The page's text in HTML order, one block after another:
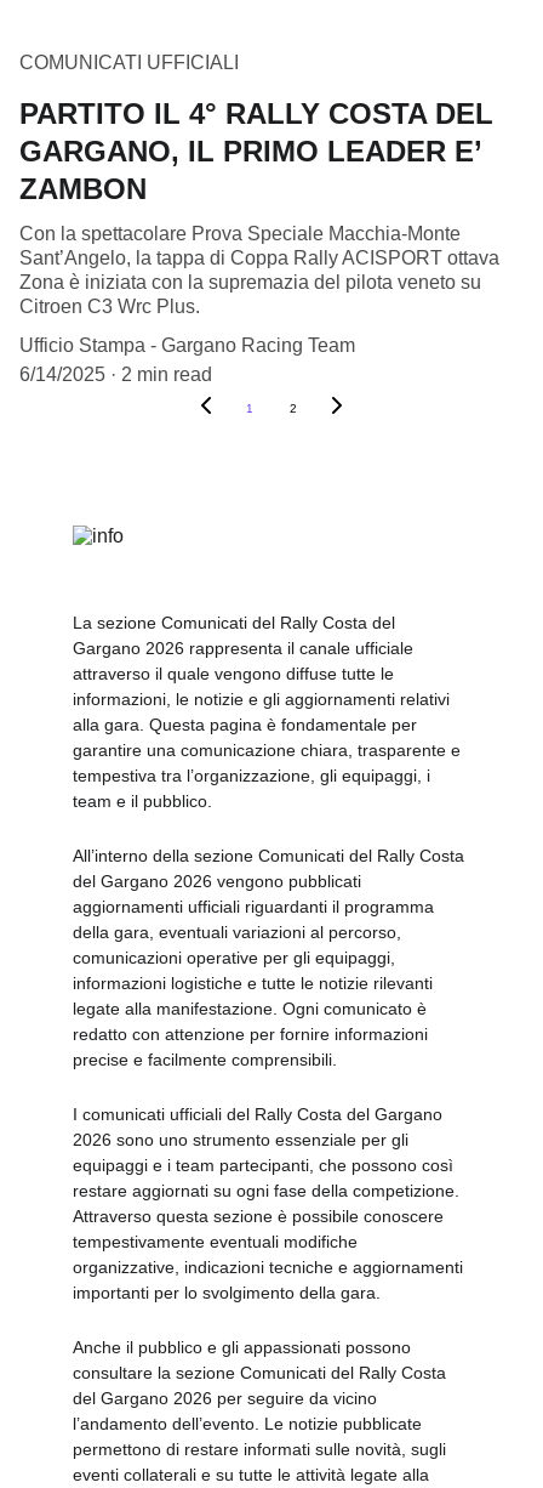
COMUNICATI UFFICIALI
PARTITO IL 4° RALLY COSTA DEL
GARGANO, IL PRIMO LEADER E’
ZAMBON
Con la spettacolare Prova Speciale Macchia-Monte
Sant’Angelo, la tappa di Coppa Rally ACISPORT ottava
Zona è iniziata con la supremazia del pilota veneto su
Citroen C3 Wrc Plus.
Ufficio Stampa - Gargano Racing Team
6/14/2025
2 min read
1 2
La sezione Comunicati del Rally Costa del
Gargano 2026 rappresenta il canale ufficiale
attraverso il quale vengono diffuse tutte le
informazioni, le notizie e gli aggiornamenti relativi
alla gara. Questa pagina è fondamentale per
garantire una comunicazione chiara, trasparente e
tempestiva tra l’organizzazione, gli equipaggi, i
team e il pubblico.
All’interno della sezione Comunicati del Rally Costa
del Gargano 2026 vengono pubblicati
aggiornamenti ufficiali riguardanti il programma
della gara, eventuali variazioni al percorso,
comunicazioni operative per gli equipaggi,
informazioni logistiche e tutte le notizie rilevanti
legate alla manifestazione. Ogni comunicato è
redatto con attenzione per fornire informazioni
precise e facilmente comprensibili.
I comunicati ufficiali del Rally Costa del Gargano
2026 sono uno strumento essenziale per gli
equipaggi e i team partecipanti, che possono così
restare aggiornati su ogni fase della competizione.
Attraverso questa sezione è possibile conoscere
tempestivamente eventuali modifiche
organizzative, indicazioni tecniche e aggiornamenti
importanti per lo svolgimento della gara.
Anche il pubblico e gli appassionati possono
consultare la sezione Comunicati del Rally Costa
del Gargano 2026 per seguire da vicino
l’andamento dell’evento. Le notizie pubblicate
permettono di restare informati sulle novità, sugli
eventi collaterali e su tutte le attività legate alla